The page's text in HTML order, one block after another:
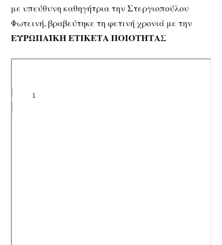
με υπεύθυνη καθηγήτρια την Στεργιοπούλου
Φωτεινή, βραβεύτηκε τη φετινή χρονιά με την
ΕΥΡΩΠΑΪΚΗ ΕΤΙΚΕΤΑ ΠΟΙΟΤΗΤΑΣ